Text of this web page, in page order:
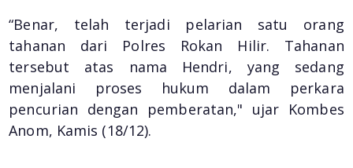
“Benar, telah terjadi pelarian satu orang
tahanan dari Polres Rokan Hilir. Tahanan
tersebut atas nama Hendri, yang sedang
menjalani proses hukum dalam perkara
pencurian dengan pemberatan," ujar Kombes
Anom, Kamis (18/12).